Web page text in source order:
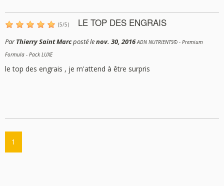
(5/5) LE TOP DES ENGRAIS
ParThierry Saint Marcposté lenov. 30, 2016 ADN NUTRIENTS© - Premium
Formula - Pack LUXE
le top des engrais , je m'attend à être surpris
1